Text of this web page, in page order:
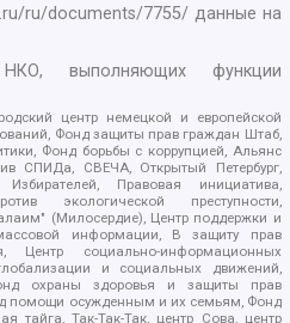
ru/documents/7755/ данные на
выполняющих функции
центр немецкой и европейской
Фонд защиты прав граждан Штаб,
Фонд борьбы с коррупцией, Альянс
СПИДа, СВЕЧА, Открытый Петербург,
Правовая инициатива,
экологической преступности,
(Милосердие), Центр поддержки и
информации, В защиту прав
Центр социально-информационных
и социальных движений,
охраны здоровья и защиты прав
помощи осужденным и их семьям, Фонд
тайга, Так-Так-Так, центр Сова, центр